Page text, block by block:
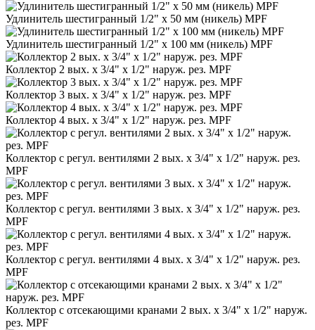
Удлинитель шестигранный 1/2" х 50 мм (никель) MPF
Удлинитель шестигранный 1/2" х 100 мм (никель) MPF
Коллектор 2 вых. х 3/4" х 1/2" наруж. рез. MPF
Коллектор 3 вых. х 3/4" х 1/2" наруж. рез. MPF
Коллектор 4 вых. х 3/4" х 1/2" наруж. рез. MPF
Коллектор с регул. вентилями 2 вых. х 3/4" х 1/2" наруж. рез.
MPF
Коллектор с регул. вентилями 3 вых. х 3/4" х 1/2" наруж. рез.
MPF
Коллектор с регул. вентилями 4 вых. х 3/4" х 1/2" наруж. рез.
MPF
Коллектор с отсекающими кранами 2 вых. х 3/4" х 1/2" наруж.
рез. MPF